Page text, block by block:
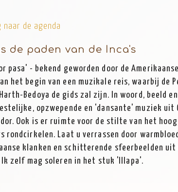
naar de agenda
de paden van de Inca's
pasa' - bekend geworden door de
het begin van een muzikale reis, waarbij de
Bedoya de gids zal zijn. In woord, beeld
opzwepende en 'dansante' muziek uit
Ook is er ruimte voor de stilte van het
rondcirkelen. Laat u verrassen door
klanken en schitterende sfeerbeelden uit
Ik zelf mag soleren in het stuk 'Illapa'.